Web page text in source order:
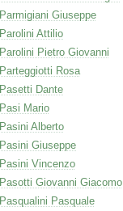
Parmigiani Giuseppe
Parolini Attilio
Parolini Pietro Giovanni
Parteggiotti Rosa
Pasetti Dante
Pasi Mario
Pasini Alberto
Pasini Giuseppe
Pasini Vincenzo
Pasotti Giovanni Giacomo
Pasqualini Pasquale